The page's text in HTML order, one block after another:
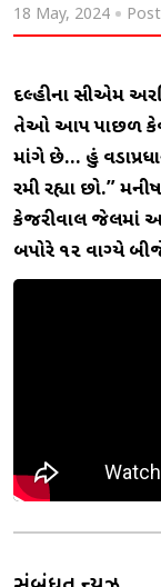
18 May, 2024
દિલ્હીના સીએમ
તેઓ આપ પાછળ
માંગે છે… હું
રમી રહ્યા છો.”
કેજરીવાલ જેલમાં
બપોરે ૧૨ વાગ્યે